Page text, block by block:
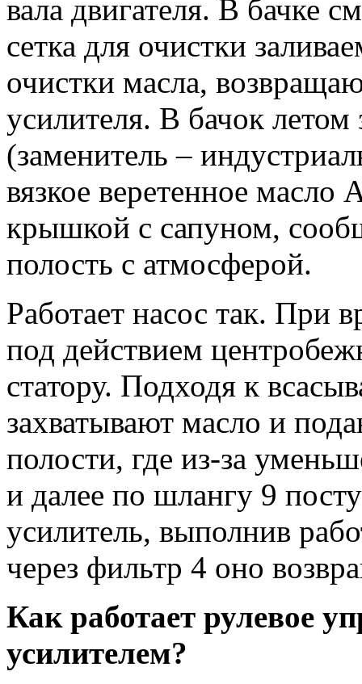
вала двигателя. В бачке
сетка для очистки
очистки масла,
усилителя. В бачок
(заменитель –
вязкое веретенное масло
крышкой с сапуном,
полость с атмосферой.
Работает насос так. При
под действием
статору. Подходя к
захватывают масло и
полости, где из-за
и далее по шлангу 9
усилитель, выполнив
через фильтр 4 оно
Как работает рулевое
усилителем?